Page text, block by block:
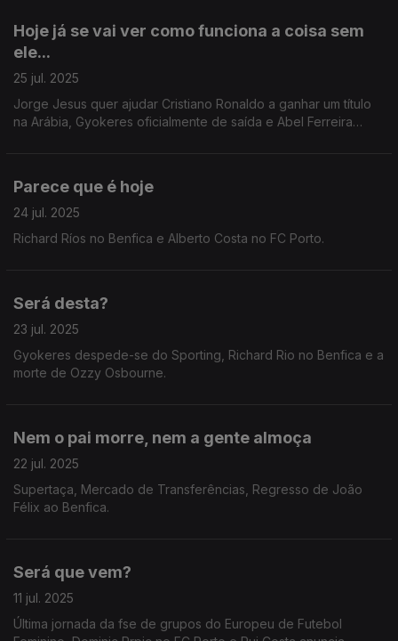
Hoje já se vai ver como funciona a coisa sem
ele...
25 jul. 2025
Jorge Jesus quer ajudar Cristiano Ronaldo a ganhar um título
na Arábia, Gyokeres oficialmente de saída e Abel Ferreira
Parece que é hoje
24 jul. 2025
Richard Ríos no Benfica e Alberto Costa no FC Porto.
Será desta?
23 jul. 2025
Gyokeres despede-se do Sporting, Richard Rio no Benfica e a
morte de Ozzy Osbourne.
Nem o pai morre, nem a gente almoça
22 jul. 2025
Supertaça, Mercado de Transferências, Regresso de João
Félix ao Benfica.
Será que vem?
11 jul. 2025
Última jornada da fse de grupos do Europeu de Futebol